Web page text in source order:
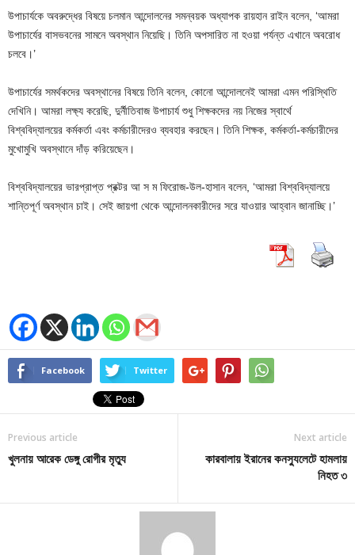
উপাচার্যকে অবরুদ্ধের বিষয়ে চলমান আন্দোলনের সমন্বয়ক অধ্যাপক রায়হান রাইন বলেন, ‘আমরা
উপাচার্যের বাসভবনের সামনে অবস্থান নিয়েছি। তিনি অপসারিত না হওয়া পর্যন্ত এখানে অবরোধ
চলবে।’
উপাচার্যের সমর্থকদের অবস্থানের বিষয়ে তিনি বলেন, কোনো আন্দোলনেই আমরা এমন পরিস্থিতি
দেখিনি। আমরা লক্ষ্য করেছি, দুর্নীতিবাজ উপাচার্য শুধু শিক্ষকদের নয় নিজের স্বার্থে
বিশ্ববিদ্যালয়ের কর্মকর্তা এবং কর্মচারীদেরও ব্যবহার করছেন। তিনি শিক্ষক, কর্মকর্তা-কর্মচারীদের
মুখোমুখি অবস্থানে দাঁড় করিয়েছেন।
বিশ্ববিদ্যালয়ের ভারপ্রাপ্ত প্রক্টর আ স ম ফিরোজ-উল-হাসান বলেন, ‘আমরা বিশ্ববিদ্যালয়ে
শান্তিপূর্ণ অবস্থান চাই। সেই জায়গা থেকে আন্দোলনকারীদের সরে যাওয়ার আহ্বান জানাচ্ছি।’
Facebook Twitter
Previous article
খুলনায় আরেক ডেঙ্গু রোগীর মৃত্যু
Next article
কারবালায় ইরানের কনস্যুলেটে হামলায়
নিহত ৩